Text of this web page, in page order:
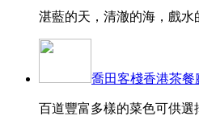
湛藍的天，清澈的海，戲
喬田客棧香港茶餐
百道豐富多樣的菜色可供